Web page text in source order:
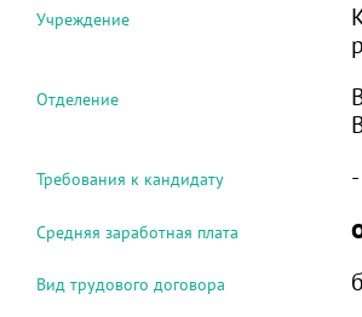
Учреждение
Отделение
Требования к кандидату -
Средняя заработная плата
Вид трудового договора